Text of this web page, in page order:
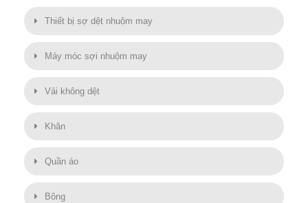
Thiết bị sợ dệt nhuộm may
Máy móc sợi nhuộm may
Vải không dệt
Khăn
Quần áo
Bông